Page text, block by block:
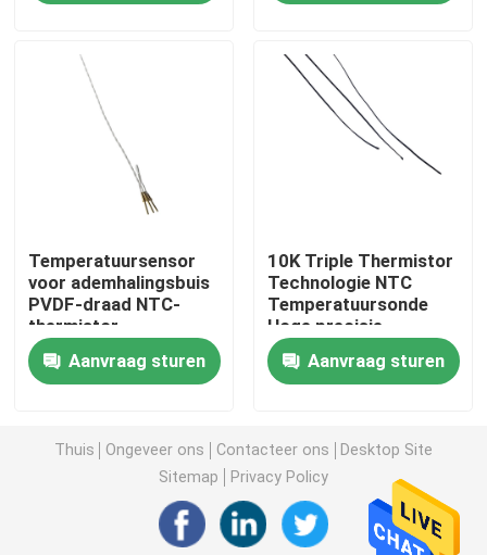
ntc temperatuursensor
De Sensor van de sondetemperatuur
NTC-Thermistorsonde
Epoxythermistor
Thermistor met dunne folie
de thermistor van de glasparel
OTO-temperatuursensor
Temperatuursensor
voor ademhalingsbuis
PVDF-draad NTC-
thermistor
Aanvraag sturen
10K Triple Thermistor
Technologie NTC
Temperatuursonde
Hoge precisie
Aanvraag sturen
Thuis Ongeveer ons Contacteer ons
Desktop Site
Sitemap
Privacy Policy